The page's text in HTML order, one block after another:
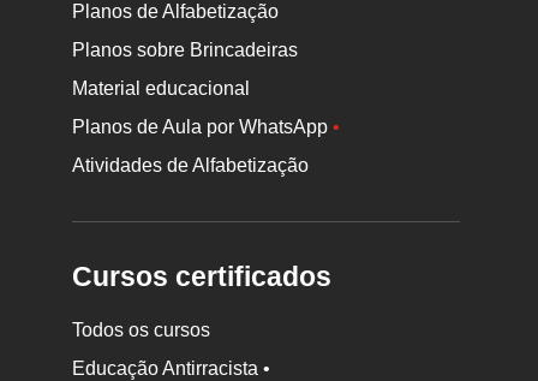
Planos de Alfabetização
Planos sobre Brincadeiras
Material educacional
Planos de Aula por WhatsApp•
Atividades de Alfabetização
Cursos certificados
Todos os cursos
Educação Antirracista •